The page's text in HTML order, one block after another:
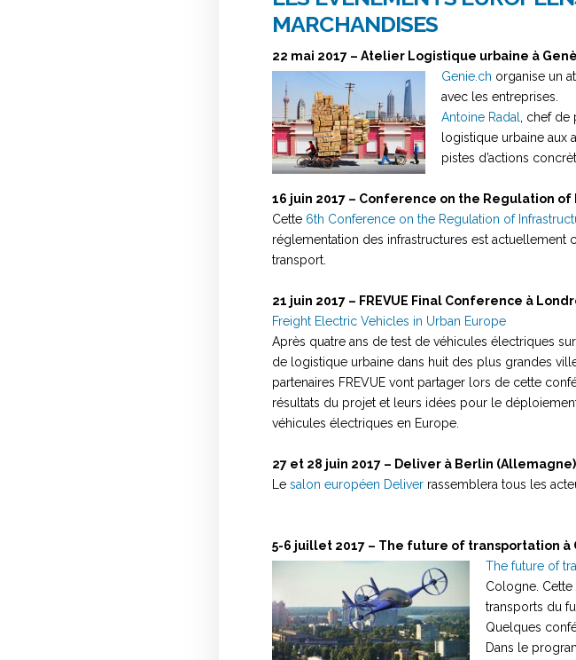
MARCHANDISES
22 mai 2017 – Atelier Logistique urbaine à
Genie.ch organise un
avec les entreprises.
Antoine Radal, chef de
logistique urbaine aux
pistes d’actions
16 juin 2017 – Conference on the Regulation
Cette 6th Conference on the Regulation of
réglementation des infrastructures est actuellement
transport.
21 juin 2017 – FREVUE Final Conference à
Freight Electric Vehicles in Urban Europe
Après quatre ans de test de véhicules électriques
de logistique urbaine dans huit des plus grandes
partenaires FREVUE vont partager lors de cette
résultats du projet et leurs idées pour le
véhicules électriques en Europe.
27 et 28 juin 2017 – Deliver à Berlin (Allemagne)
Le salon européen Deliver rassemblera tous les
5-6 juillet 2017 – The future of transportation à
The future of
Cologne.
transports du
Quelques
Dans le